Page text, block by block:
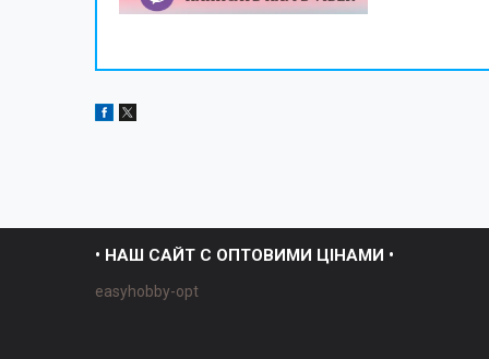
• НАШ САЙТ С ОПТОВИМИ ЦІНАМИ •
easyhobby-opt